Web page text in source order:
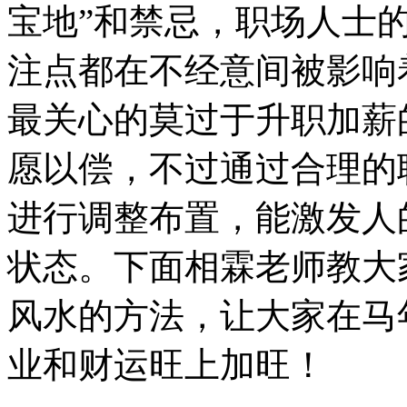
宝地”和禁忌，职场人士
注点都在不经意间被影
最关心的莫过于升职加
愿以偿，不过通过合理
进行调整布置，能激发
状态。下面相霖老师教
风水的方法，让大家在
业和财运旺上加旺！